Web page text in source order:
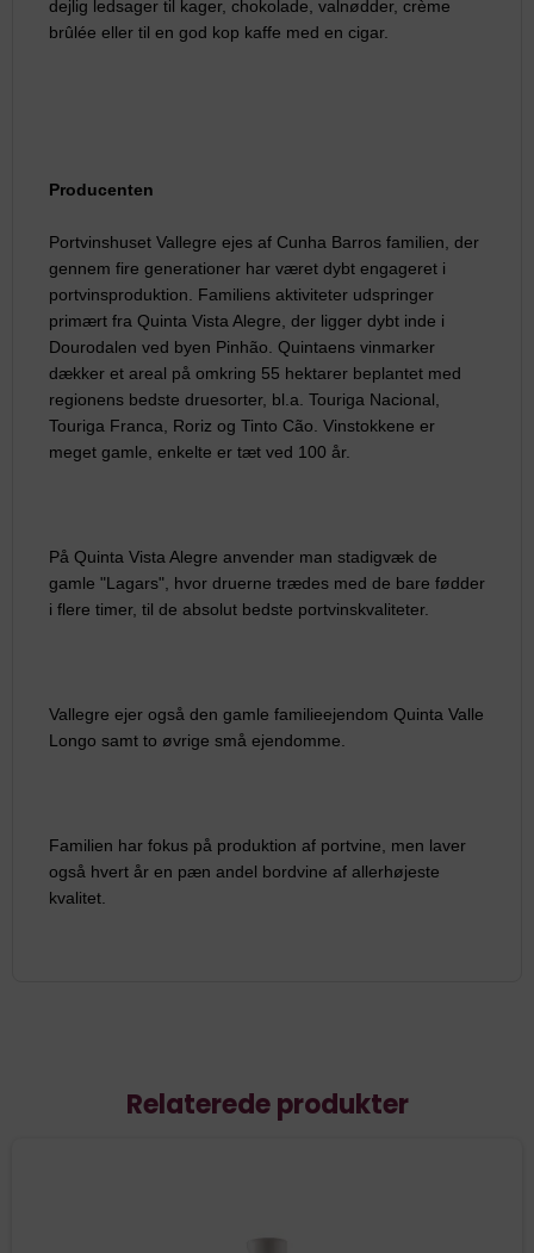
dejlig ledsager til kager, chokolade, valnødder, crème
brûlée eller til en god kop kaffe med en cigar.
Producenten
Portvinshuset Vallegre ejes af Cunha Barros familien, der
gennem fire generationer har været dybt engageret i
portvinsproduktion. Familiens aktiviteter udspringer
primært fra Quinta Vista Alegre, der ligger dybt inde i
Dourodalen ved byen Pinhão. Quintaens vinmarker
dækker et areal på omkring 55 hektarer beplantet med
regionens bedste druesorter, bl.a. Touriga Nacional,
Touriga Franca, Roriz og Tinto Cão. Vinstokkene er
meget gamle, enkelte er tæt ved 100 år.
På Quinta Vista Alegre anvender man stadigvæk de
gamle "Lagars", hvor druerne trædes med de bare fødder
i flere timer, til de absolut bedste portvinskvaliteter.
Vallegre ejer også den gamle familieejendom Quinta Valle
Longo samt to øvrige små ejendomme.
Familien har fokus på produktion af portvine, men laver
også hvert år en pæn andel bordvine af allerhøjeste
kvalitet.
Relaterede produkter